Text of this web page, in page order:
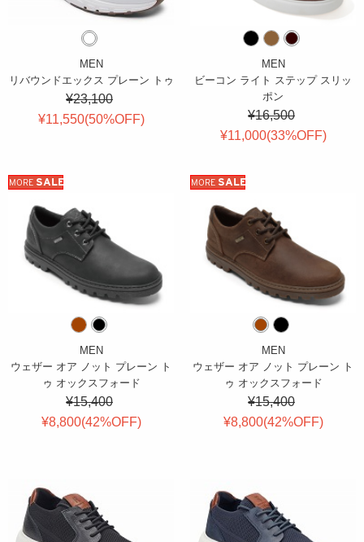
MEN
リバウンドエックス プレーン トゥ
¥23,100
¥11,550(50%OFF)
MEN
ビーコン ライト ステップ スリッ
ポン
¥16,500
¥11,000(33%OFF)
MORE SALE
MEN
ウェザー オア ノット プレーン ト
ゥ オックスフォード
¥15,400
¥8,800(42%OFF)
MORE SALE
MEN
ウェザー オア ノット プレーン ト
ゥ オックスフォード
¥15,400
¥8,800(42%OFF)